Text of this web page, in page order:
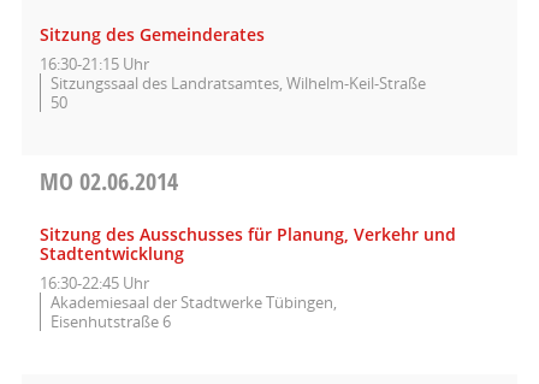
Sitzung des Gemeinderates
16:30-21:15 Uhr
Sitzungssaal des Landratsamtes, Wilhelm-Keil-Straße
50
MO 02.06.2014
Sitzung des Ausschusses für Planung, Verkehr und
Stadtentwicklung
16:30-22:45 Uhr
Akademiesaal der Stadtwerke Tübingen,
Eisenhutstraße 6